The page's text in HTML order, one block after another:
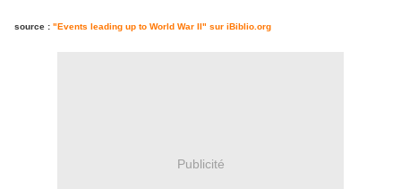
source : "Events leading up to World War II" sur iBiblio.org
Publicité